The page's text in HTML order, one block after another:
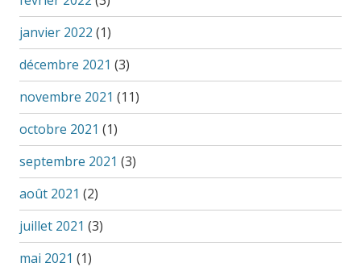
janvier 2022 (1)
décembre 2021 (3)
novembre 2021 (11)
octobre 2021 (1)
septembre 2021 (3)
août 2021 (2)
juillet 2021 (3)
mai 2021 (1)